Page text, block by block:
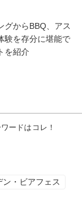
グからBBQ、アス
験を存分に堪能で
を紹介
ードはコレ！
ン・ビアフェス